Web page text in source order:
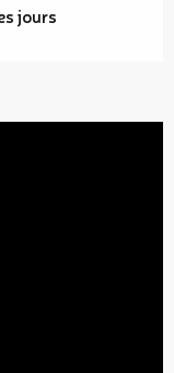
jours